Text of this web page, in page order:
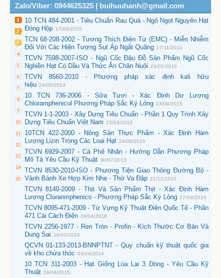
Zalo/Viber: 0944625325 | buihuuhanh@gmail.com
10 TCN 484-2001 - Tiêu Chuẩn Rau Quả - Ngô Ngọt Nguyên Hạt
Đóng Hộp 17/09/2015
TCN 68-208-2002 - Tương Thích Điện Từ (EMC) - Miễn Nhiễm
Đối Với Các Hiện Tượng Sụt Áp Ngắt Quãng 17/11/2015
TCVN 7598-2007-ISO - Ngũ Cốc Đậu Đỗ Sản Phẩm Ngũ Cốc
Nghiền Hạt Có Dầu Và Thức Ăn Chăn Nuôi 23/05/2016
TCVN 8560-2010 - Phương pháp xác định kali hữu
hiệu 24/05/2014
10 TCN 736-2006 - Sữa Tươi - Xác Định Dư Lượng
Chloramphenicol Phương Pháp Sắc Ký Lỏng 23/09/2015
TCVN 1-1-2003 - Xây Dựng Tiêu Chuẩn - Phần 1 Quy Trình Xây
Dựng Tiêu Chuẩn Việt Nam 23/03/2016
10TCN 422-2000 - Nông Sản Thực Phẩm - Xác Định Hàm
Lượng Lizin Trong Các Loại Hạt 24/08/2015
TCVN 6929-2007 - Cà Phê Nhân - Hướng Dẫn Phương Pháp
Mô Tả Yêu Cầu Kỹ Thuật 30/07/2015
TCVN 8530-2010-ISO - Phương Tiện Giao Thông Đường Bộ -
Vành Bánh Xe Hợp Kim Nhẹ - Thử Va Đập 21/12/2015
TCVN 8140-2009 - Thịt Và Sản Phẩm Thịt - Xác Định Hàm
Lượng Cloranmphenico - Phương Pháp Sắc Ký Lỏng 27/09/2015
TCVN 8095-471-2009 - Từ Vựng Kỹ Thuật Điện Quốc Tế - Phần
471 Cái Cách Điện 29/04/2016
TCVN 2256-1977 - Ren Tròn - Profin - Kích Thước Cơ Bản Và
Dung Sai
16/03/2016
QCVN 01-133-2013-BNNPTNT - Quy chuẩn kỹ thuật quốc gia
về kho chứa thóc 03/04/2014
10 TCN 311-2003 - Hạt Giống Lúa Lai 3 Dòng - Yêu Cầu Kỹ
Thuật 28/08/2015